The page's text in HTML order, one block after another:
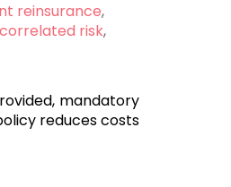
reinsurance,
risk,
mandatory
reduces costs